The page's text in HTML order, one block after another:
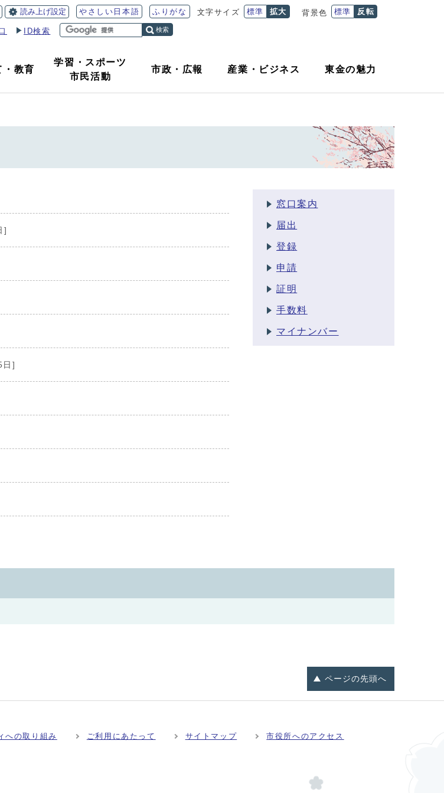
読み上げ設定 やさしい日本語 ふりがな 文字サイズ 標準 拡大 背景色 標準 反転
ID検索 検索
・ 教育
学習・スポーツ
市民活動
市政 ・ 広報 産業 ・ ビジネス 東金の魅力
]
日]
窓口案内
届出
登録
申請
証明
手数料
マイナンバー
ページの先頭へ
への取り組み ご利用にあたって サイトマップ 市役所へのアクセス